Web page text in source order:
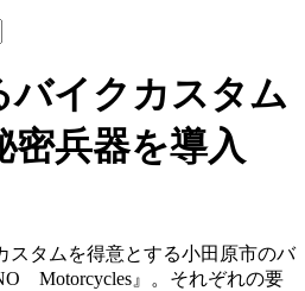
バイクカスタム
密兵器を導入
スタムを得意とする小田原市のバ
Motorcycles』。それぞれの要